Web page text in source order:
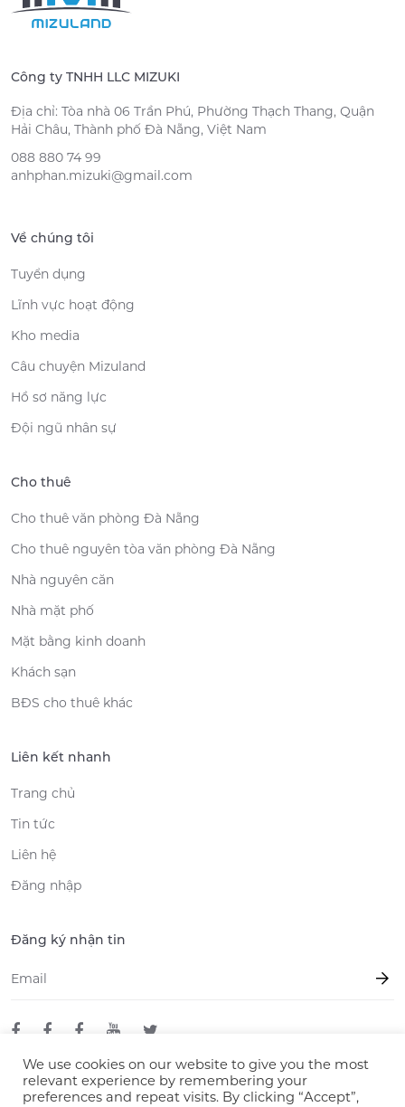
Công ty TNHH LLC MIZUKI
Địa chỉ: Tòa nhà 06 Trần Phú, Phường Thạch Thang, Quận
Hải Châu, Thành phố Đà Nẵng, Việt Nam
088 880 74 99
anhphan.mizuki@gmail.com
Về chúng tôi
Tuyển dụng
Lĩnh vực hoạt động
Kho media
Câu chuyện Mizuland
Hồ sơ năng lực
Đội ngũ nhân sự
Cho thuê
Cho thuê văn phòng Đà Nẵng
Cho thuê nguyên tòa văn phòng Đà Nẵng
Nhà nguyên căn
Nhà mặt phố
Mặt bằng kinh doanh
Khách sạn
BĐS cho thuê khác
Liên kết nhanh
Trang chủ
Tin tức
Liên hệ
Đăng nhập
Đăng ký nhận tin
Email
© 2026 LLC Mizuki
We use cookies on our website to give you the most
relevant experience by remembering your
preferences and repeat visits. By clicking “Accept”,